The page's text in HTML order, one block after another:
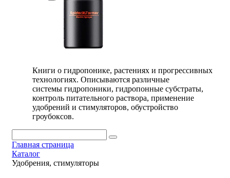
Книги о гидропонике, растениях и прогрессивных
технологиях. Описываются различные
системы гидропоники, гидропонные субстраты,
контроль питательного раствора, применение
удобрений и стимуляторов, обустройство
гроубоксов.
Главная страница
Каталог
Удобрения, стимуляторы